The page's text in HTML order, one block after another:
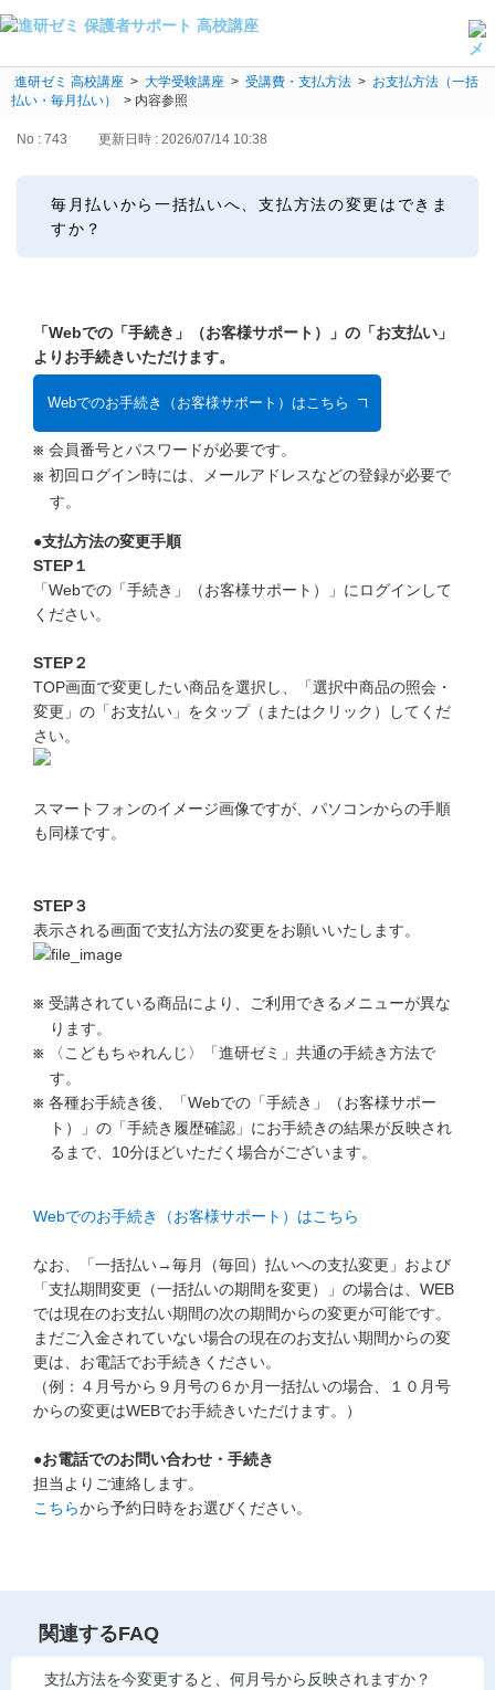
よくある質問・手続き
保護者サポート高校講座トップ
会員ページへログイン
お客様サポート(手続き・照会)
カテゴリーから探す
お問い合わせ窓口
他の講座のよくある質問・手続きはこちら
こどもちゃれんじ
進研ゼミ 小学講座
進研ゼミ 中学講座
進研ゼミ 中学講座 中高一貫
会員サイトはこちら
進研ゼミ 高校講座 > 大学受験講座 > 受講費・支払方法 > お支払方法（一括
払い・毎月払い）
> 内容参照
No : 743 更新日時 : 2026/07/14 10:38
毎月払いから一括払いへ、支払方法の変更はできま
すか？
「Webでの「手続き」（お客様サポート）」の「お支払い」
よりお手続きいただけます。
Webでのお手続き（お客様サポート）はこちら
会員番号とパスワードが必要です。
初回ログイン時には、メールアドレスなどの登録が必要で
す。
●支払方法の変更手順
STEP１
「Webでの「手続き」（お客様サポート）」にログインして
ください。
STEP２
TOP画面で変更したい商品を選択し、「選択中商品の照会・
変更」の「お支払い」をタップ（またはクリック）してくだ
さい。
スマートフォンのイメージ画像ですが、パソコンからの手順
も同様です。
STEP３
表示される画面で支払方法の変更をお願いいたします。
受講されている商品により、ご利用できるメニューが異な
ります。
〈こどもちゃれんじ〉「進研ゼミ」共通の手続き方法で
す。
各種お手続き後、「Webでの「手続き」（お客様サポー
ト）」の「手続き履歴確認」にお手続きの結果が反映され
るまで、10分ほどいただく場合がございます。
Webでのお手続き（お客様サポート）はこちら
なお、「一括払い→毎月（毎回）払いへの支払変更」および
「支払期間変更（一括払いの期間を変更）」の場合は、WEB
では現在のお支払い期間の次の期間からの変更が可能です。
まだご入金されていない場合の現在のお支払い期間からの変
更は、お電話でお手続きください。
（例：４月号から９月号の６か月一括払いの場合、１０月号
からの変更はWEBでお手続きいただけます。）
●お電話でのお問い合わせ・手続き
担当よりご連絡します。
こちらから予約日時をお選びください。
関連するFAQ
支払方法を今変更すると、何月号から反映されますか？